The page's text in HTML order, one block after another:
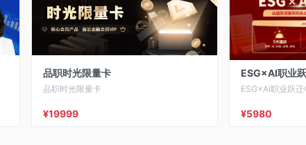
品职时光限量卡
品职时光限量卡
¥19999
ESG×AI职业
ESG×AI职业跃迁
¥5980